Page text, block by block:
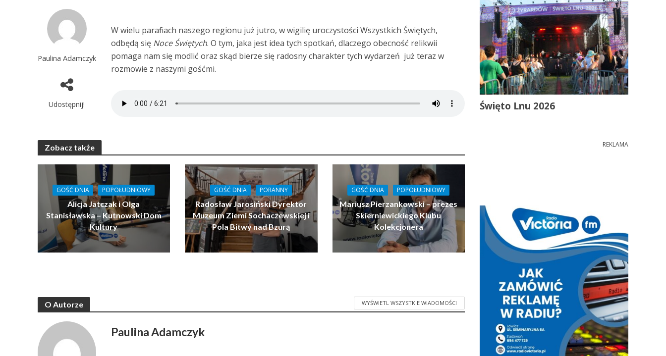
Paulina Adamczyk
Udostępnij!
W wielu parafiach naszego regionu już jutro, w wigilię uroczystości Wszystkich Świętych,
odbędą się Noce Świętych. O tym, jaka jest idea tych spotkań, dlaczego obecność relikwii
pomaga nam się modlić oraz skąd bierze się radosny charakter tych wydarzeń już teraz w
rozmowie z naszymi gośćmi.
Zobacz także
GOŚĆ DNIA POPOŁUDNIOWY
Alicja Jatczak i Olga
Stanisławska – Kutnowski Dom
Kultury
GOŚĆ DNIA PORANNY
Radosław Jarosiński Dyrektor
Muzeum Ziemi Sochaczewskiej i
Pola Bitwy nad Bzurą
GOŚĆ DNIA POPOŁUDNIOWY
Mariusz Pierzankowski – prezes
Skierniewickiego Klubu
Kolekcjonera
O Autorze WYŚWIETL WSZYSTKIE WIADOMOŚCI
Paulina Adamczyk
Święto Lnu 2026
REKLAMA